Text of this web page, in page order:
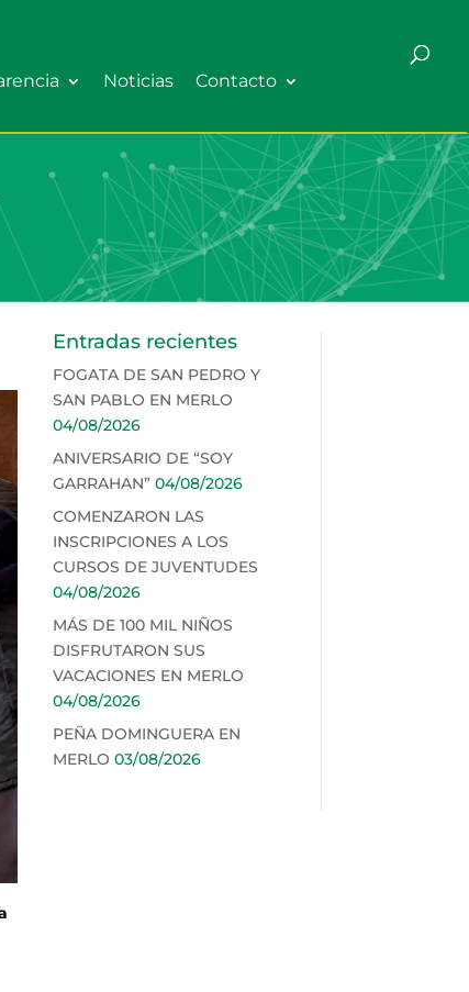
Noticias Contacto
Entradas recientes
FOGATA DE SAN PEDRO Y
SAN PABLO EN MERLO
04/08/2026
ANIVERSARIO DE “SOY
GARRAHAN” 04/08/2026
COMENZARON LAS
INSCRIPCIONES A LOS
CURSOS DE JUVENTUDES
04/08/2026
MÁS DE 100 MIL NIÑOS
DISFRUTARON SUS
VACACIONES EN MERLO
04/08/2026
PEÑA DOMINGUERA EN
MERLO 03/08/2026